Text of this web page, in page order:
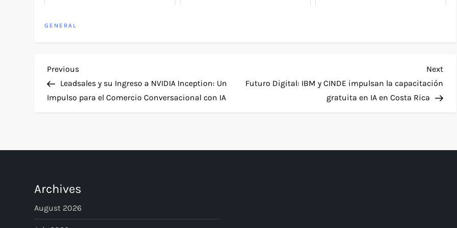
GENERAL
P
o
t
a
v
Previous
Post
Previous
Leadsales y su Ingreso a NVIDIA Inception: Un
Impulso para el Comercio Conversacional con IA
Next
Futuro Digital: IBM y CINDE impulsan la capacitación
gratuita en IA en Costa Rica
Archives
August 2026